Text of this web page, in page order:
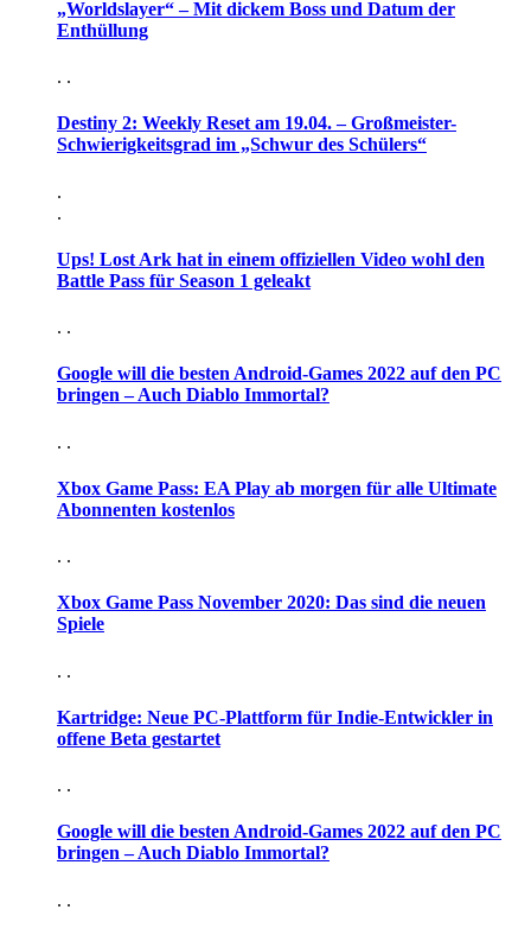
„Worldslayer“ – Mit dickem Boss und Datum der
Enthüllung
. .
Destiny 2: Weekly Reset am 19.04. – Großmeister-
Schwierigkeitsgrad im „Schwur des Schülers“
.
.
Ups! Lost Ark hat in einem offiziellen Video wohl den
Battle Pass für Season 1 geleakt
. .
Google will die besten Android-Games 2022 auf den PC
bringen – Auch Diablo Immortal?
. .
Xbox Game Pass: EA Play ab morgen für alle Ultimate
Abonnenten kostenlos
. .
Xbox Game Pass November 2020: Das sind die neuen
Spiele
. .
Kartridge: Neue PC-Plattform für Indie-Entwickler in
offene Beta gestartet
. .
Google will die besten Android-Games 2022 auf den PC
bringen – Auch Diablo Immortal?
. .